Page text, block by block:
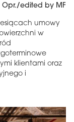
Opr./edited by MF
umowy
w
klientami oraz
i